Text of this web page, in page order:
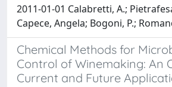
2011-01-01 Calabretti, A.;
Capece, Angela; Bogoni, P.;
Chemical Methods for
Control of Winemaking: An
Current and Future